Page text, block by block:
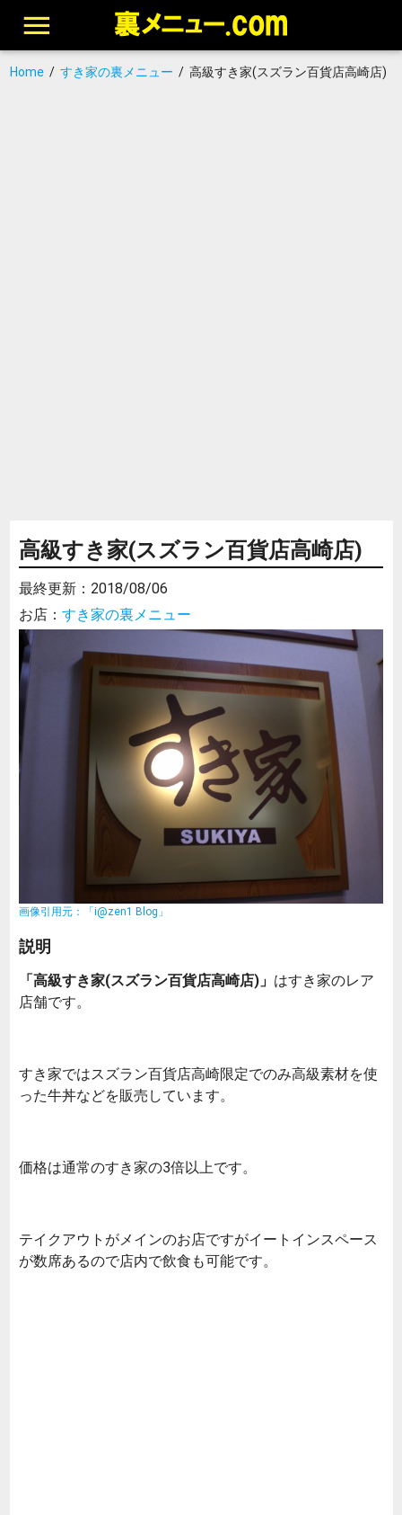
Home/ すき家の裏メニュー / 高級すき家(スズラン百貨店高崎店)
高級すき家(スズラン百貨店高崎店)
最終更新： 2018/08/06
お店： すき家の裏メニュー
画像引用元：「i@zen1 Blog」
説明
「高級すき家(スズラン百貨店高崎店)」 はすき家のレア
店舗です。
すき家ではスズラン百貨店高崎限定でのみ高級素材を使
った牛丼などを販売しています。
価格は通常のすき家の3倍以上です。
テイクアウトがメインのお店ですがイートインスペース
が数席あるので店内で飲食も可能です。